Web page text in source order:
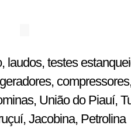
testes
União do Piauí,
Jacobina, Petrolina